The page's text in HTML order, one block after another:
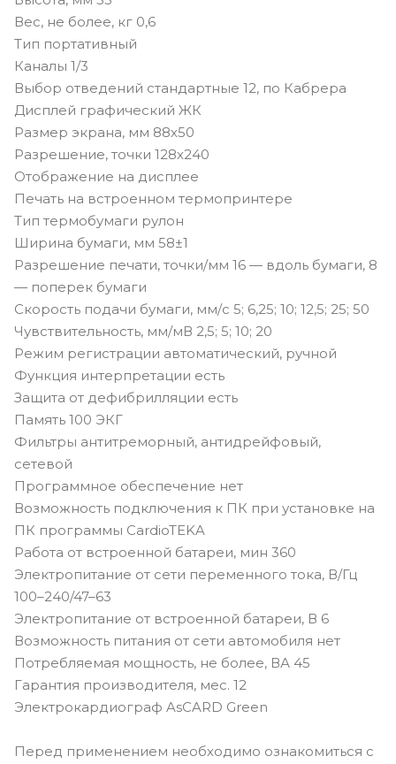
Вес, не более, кг 0,6
Тип портативный
Каналы 1/3
Выбор отведений стандартные 12, по Кабрера
Дисплей графический ЖК
Размер экрана, мм 88х50
Разрешение, точки 128х240
Отображение на дисплее
Печать на встроенном термопринтере
Тип термобумаги рулон
Ширина бумаги, мм 58±1
Разрешение печати, точки/мм 16 — вдоль бумаги, 8
— поперек бумаги
Скорость подачи бумаги, мм/c 5; 6,25; 10; 12,5; 25; 50
Чувствительность, мм/мВ 2,5; 5; 10; 20
Режим регистрации автоматический, ручной
Функция интерпретации есть
Защита от дефибрилляции есть
Память 100 ЭКГ
Фильтры антитреморный, антидрейфовый,
сетевой
Программное обеспечение нет
Возможность подключения к ПК при установке на
ПК программы CardioTEKA
Работа от встроенной батареи, мин 360
Электропитание от сети переменного тока, В/Гц
100–240/47–63
Электропитание от встроенной батареи, В 6
Возможность питания от сети автомобиля нет
Потребляемая мощность, не более, ВА 45
Гарантия производителя, мес. 12
Электрокардиограф AsCARD Green
Перед применением необходимо ознакомиться с